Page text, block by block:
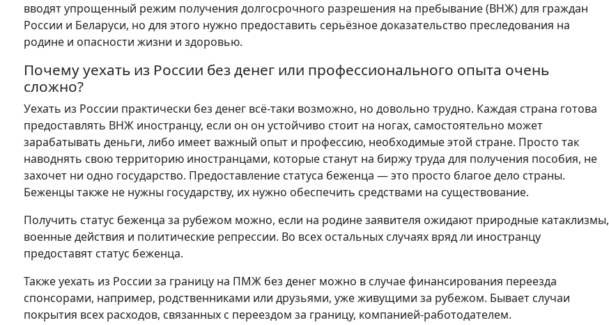
вводят упрощенный режим получения долгосрочного разрешения на пребывание (ВНЖ) для граждан
России и Беларуси, но для этого нужно предоставить серьёзное доказательство преследования на
родине и опасности жизни и здоровью.
Почему уехать из России без денег или профессионального опыта очень
сложно?
Уехать из России практически без денег всё-таки возможно, но довольно трудно. Каждая страна готова
предоставлять ВНЖ иностранцу, если он он устойчиво стоит на ногах, самостоятельно может
зарабатывать деньги, либо имеет важный опыт и профессию, необходимые этой стране. Просто так
наводнять свою территорию иностранцами, которые станут на биржу труда для получения пособия, не
захочет ни одно государство. Предоставление статуса беженца — это просто благое дело страны.
Беженцы также не нужны государству, их нужно обеспечить средствами на существование.
Получить статус беженца за рубежом можно, если на родине заявителя ожидают природные катаклизмы,
военные действия и политические репрессии. Во всех остальных случаях вряд ли иностранцу
предоставят статус беженца.
Также уехать из России за границу на ПМЖ без денег можно в случае финансирования переезда
спонсорами, например, родственниками или друзьями, уже живущими за рубежом. Бывает случаи
покрытия всех расходов, связанных с переездом за границу, компанией-работодателем.